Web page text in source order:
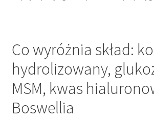
Co wyróżnia skład:
hydrolizowany,
MSM, kwas
Boswellia